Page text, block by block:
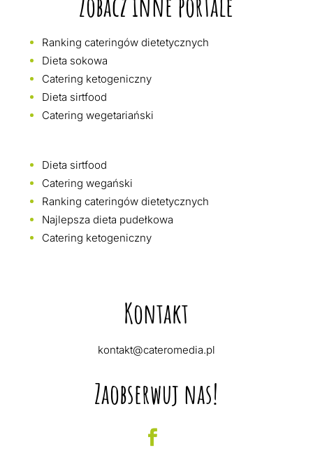
Ranking cateringów dietetycznych
Dieta sokowa
Catering ketogeniczny
Dieta sirtfood
Catering wegetariański
Dieta sirtfood
Catering wegański
Ranking cateringów dietetycznych
Najlepsza dieta pudełkowa
Catering ketogeniczny
Kontakt
kontakt@cateromedia.pl
Zaobserwuj nas!